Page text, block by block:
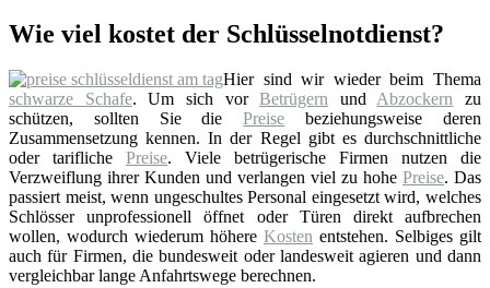
Wie viel kostet der Schlüsselnotdienst?
Hier sind wir wieder beim Thema
schwarze Schafe. Um sich vorBetrügern undAbzockern zu
schützen, sollten Sie diePreise beziehungsweise deren
Zusammensetzung kennen. In der Regel gibt es durchschnittliche
oder tarifliche Preise. Viele betrügerische Firmen nutzen die
Verzweiflung ihrer Kunden und verlangen viel zu hohe Preise. Das
passiert meist, wenn ungeschultes Personal eingesetzt wird, welches
Schlösser unprofessionell öffnet oder Türen direkt aufbrechen
wollen, wodurch wiederum höhere Kosten entstehen. Selbiges gilt
auch für Firmen, die bundesweit oder landesweit agieren und dann
vergleichbar lange Anfahrtswege berechnen.